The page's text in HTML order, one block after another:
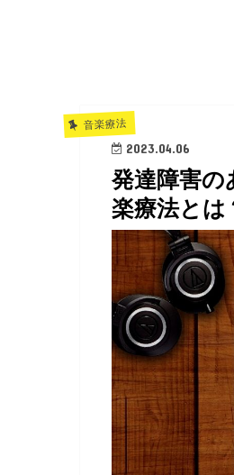
音楽療法
2023.04.06
発達障害の
楽療法とは